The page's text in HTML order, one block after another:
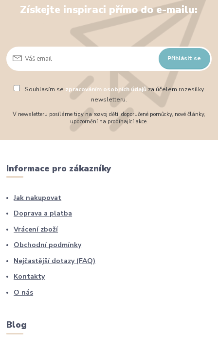
Získejte inspiraci přímo do e-mailu:
Přihlásit se
Souhlasím se zpracováním osobních údajů za účelem rozesílky
newsletteru.
V newsletteru posíláme tipy na rozvoj dětí, doporučené pomůcky, nové články,
upozornění na probíhající akce.
Informace pro zákazníky
Jak nakupovat
Doprava a platba
Vrácení zboží
Obchodní podmínky
Nejčastější dotazy (FAQ)
Kontakty
O nás
Blog